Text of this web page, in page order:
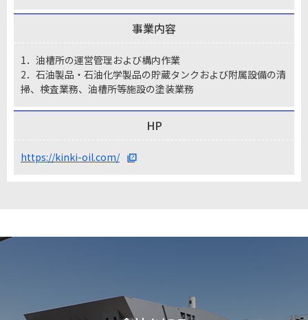
事業内容
1．油槽所の運営管理および構内作業
2．石油製品・石油化学製品の貯蔵タンクおよび附属設備の清
掃、検査業務、油槽所等施設の塗装業務
HP
https://kinki-oil.com/